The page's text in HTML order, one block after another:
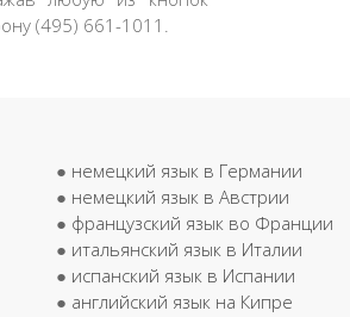
(495) 661-1011.
● немецкий язык в Германии
● немецкий язык в Австрии
● французский язык во Франции
● итальянский язык в Италии
● испанский язык в Испании
● английский язык на Кипре